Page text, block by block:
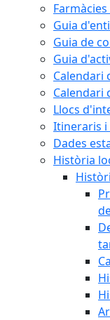
Guia
Guia de
Guia
Calendari
Calendari
Llocs
Itineraris i
Dades
Història